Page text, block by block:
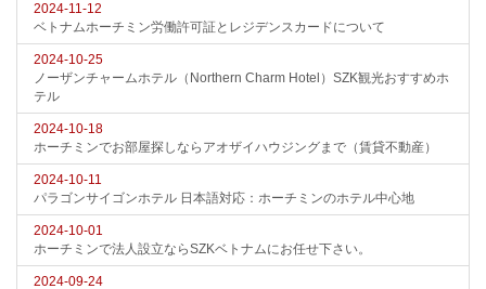
2024-11-12
ベトナムホーチミン労働許可証とレジデンスカードについて
2024-10-25
ノーザンチャームホテル（Northern Charm Hotel）SZK観光おすすめホ
テル
2024-10-18
ホーチミンでお部屋探しならアオザイハウジングまで（賃貸不動産）
2024-10-11
パラゴンサイゴンホテル 日本語対応：ホーチミンのホテル中心地
2024-10-01
ホーチミンで法人設立ならSZKベトナムにお任せ下さい。
2024-09-24